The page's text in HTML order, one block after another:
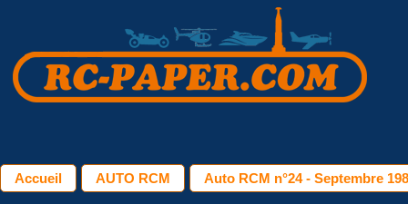
Accueil AUTO RCM Auto RCM n°24 - Septembre